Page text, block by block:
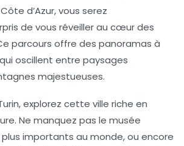
d’Azur, vous serez
de vous réveiller au cœur des
parcours offre des panoramas à
oscillent entre paysages
majestueuses.
explorez cette ville riche en
Ne manquez pas le musée
plus importants au monde, ou encore